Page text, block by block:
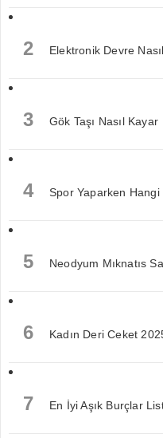
2 Elektronik Devre
3 Gök Taşı Nasıl Kayar
4 Spor Yaparken Hangi
5 Neodyum Mıknatıs
6 Kadın Deri Ceket
7 En İyi Aşık Burçlar